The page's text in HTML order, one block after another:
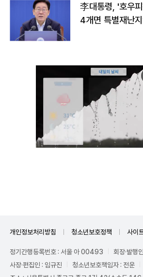
李대통령, '호우
4개면 특별재난
개인정보처리방침 청소년보호정책 사이
정기간행등록번호 : 서울 아 00493
회장·발행
사장·편집인 : 임규진
청소년보호책임자 : 전운